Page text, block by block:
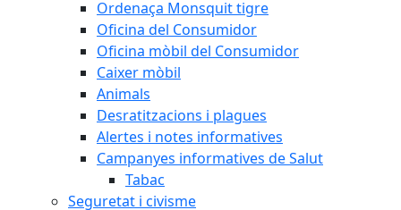
Ordenaça Monsquit tigre
Oficina del Consumidor
Oficina mòbil del Consumidor
Caixer mòbil
Animals
Desratitzacions i plagues
Alertes i notes informatives
Campanyes informatives de Salut
Tabac
Seguretat i civisme